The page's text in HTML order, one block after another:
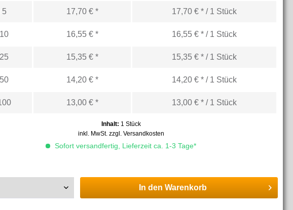
5 17,70 € * 17,70 € * / 1 Stück
10 16,55 € * 16,55 € * / 1 Stück
25 15,35 € * 15,35 € * / 1 Stück
50 14,20 € * 14,20 € * / 1 Stück
13,00 € * 13,00 € * / 1 Stück
Inhalt: 1 Stück
inkl. MwSt. zzgl. Versandkosten
Sofort versandfertig, Lieferzeit ca. 1-3 Tage*
In den Warenkorb